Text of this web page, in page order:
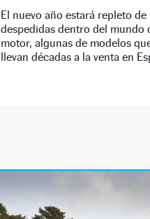
El nuevo año estará repleto de
despedidas dentro del mundo
motor, algunas de modelos
llevan décadas a la venta en